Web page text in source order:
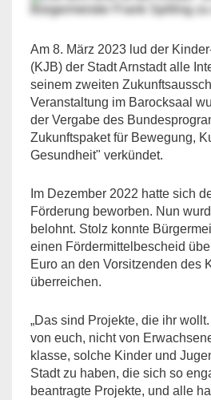
Am 8. März 2023 lud der
(KJB) der Stadt Arnstadt alle
seinem zweiten
Veranstaltung im Barocksaal
der Vergabe des
Zukunftspaket für Bewegung,
Gesundheit" verkündet.
Im Dezember 2022 hatte sich
Förderung beworben. Nun
belohnt. Stolz konnte
einen Fördermittelbescheid
Euro an den Vorsitzenden des
überreichen.
„Das sind Projekte, die ihr
von euch, nicht von
klasse, solche Kinder und
Stadt zu haben, die sich so
beantragte Projekte, und alle